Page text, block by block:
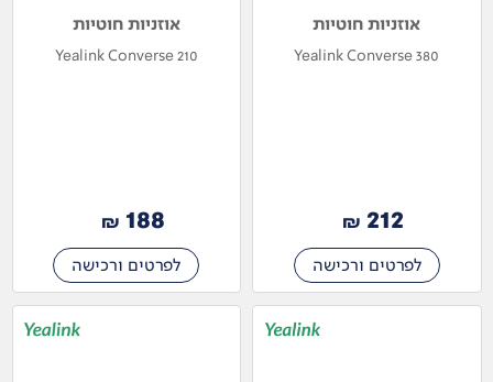
אוזניות חוטיות
Yealink Converse 380
212
₪
לפרטים ורכישה
אוזניות חוטיות
Yealink Converse 210
188
₪
לפרטים ורכישה